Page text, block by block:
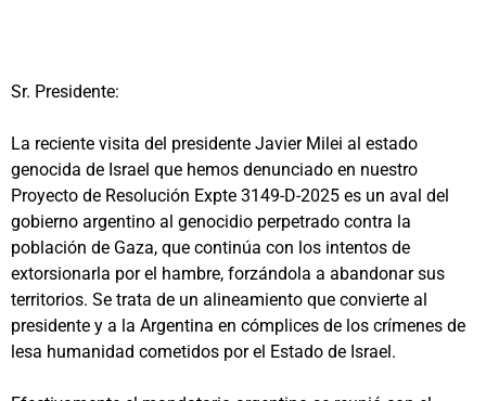
Sr. Presidente:
La reciente visita del presidente Javier Milei al estado
genocida de Israel que hemos denunciado en nuestro
Proyecto de Resolución Expte 3149-D-2025 es un aval del
gobierno argentino al genocidio perpetrado contra la
población de Gaza, que continúa con los intentos de
extorsionarla por el hambre, forzándola a abandonar sus
territorios. Se trata de un alineamiento que convierte al
presidente y a la Argentina en cómplices de los crímenes de
lesa humanidad cometidos por el Estado de Israel.